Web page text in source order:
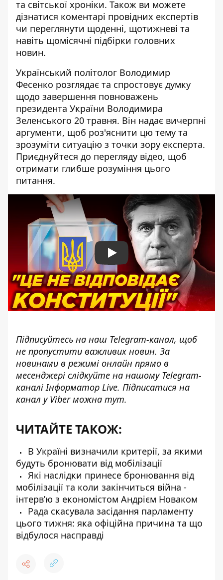
та світської хроніки. Також ви можете
дізнатися коментарі провідних експертів
чи переглянути щоденні, щотижневі та
навіть щомісячні підбірки головних
новин.
Український політолог Володимир
Фесенко розглядає та спростовує думку
щодо завершення повноважень
президента України Володимира
Зеленського 20 травня. Він надає вичерпні
аргументи, щоб роз'яснити цю тему та
зрозуміти ситуацію з точки зору експерта.
Приєднуйтеся до перегляду відео, щоб
отримати глибше розуміння цього
питання.
Play
Підписуйтесь на наш Telegram-канал, щоб
не пропустити важливих новин. За
новинами в режимі онлайн прямо в
месенджері слідкуйте на нашому Telegram-
каналіІнформатор Live. Підписатися на
канал у Viber можна тут.
ЧИТАЙТЕ ТАКОЖ:
В Україні визначили критерії, за якими
будуть бронювати від мобілізації
Які наслідки принесе бронювання від
мобілізації та коли закінчиться війна -
інтерв’ю з економістом Андрієм Новаком
Рада скасувала засідання парламенту
цього тижня: яка офіційна причина та що
відбулося насправді